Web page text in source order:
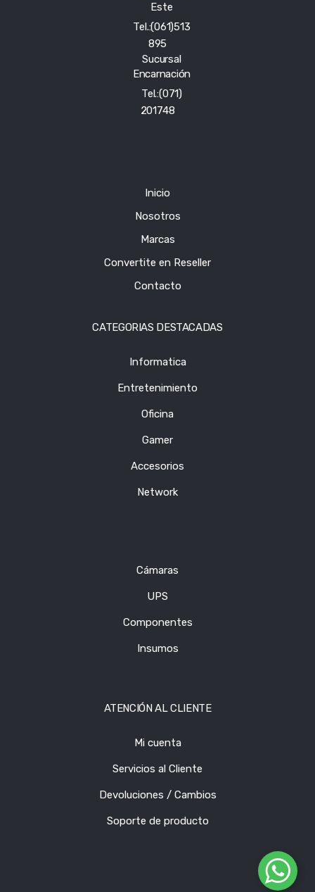
Este
Tel.:(061)513
895
Sucursal
Encarnación
Tel.:(071)
201748
Inicio
Nosotros
Marcas
Convertite en Reseller
Contacto
CATEGORIAS DESTACADAS
Informatica
Entretenimiento
Oficina
Gamer
Accesorios
Network
Cámaras
UPS
Componentes
Insumos
ATENCIÓN AL CLIENTE
Mi cuenta
Servicios al Cliente
Devoluciones / Cambios
Soporte de producto